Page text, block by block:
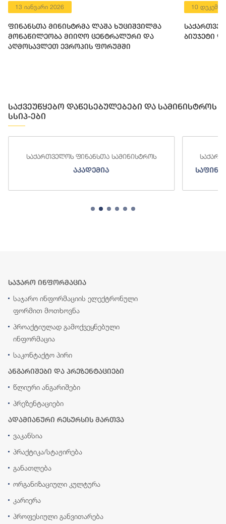
13 იანვარი 2026
ფინანსთა მინისტრმა ლაშა ხუციშვილმა
მონაწილეობა მიიღო ცენტრალური და
აღმოსავლეთ ევროპის ფორუმში
10
ბიუჯეტი
საქვეუწყებო დაწესებულებები და სამინისტროს
სსიპ-ები
საქართველოს ფინანსთა სამინისტროს
აკადემია
საჯარო ინფორმაცია
საჯარო ინფორმაციის ელექტრონული
ფორმით მოთხოვნა
პროაქტიულად გამოქვეყნებული
ინფორმაცია
საკონტაქტო პირი
ანგარიშები და პრეზენტაციები
წლიური ანგარიშები
პრეზენტაციები
ადამიანური რესურსის მართვა
ვაკანსია
პრაქტიკა/სტაჟირება
განათლება
ორგანიზაციული კულტურა
კარიერა
პროფესიული განვითარება